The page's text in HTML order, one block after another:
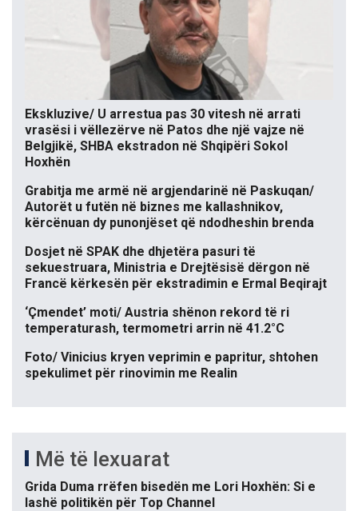
Ekskluzive/ U arrestua pas 30 vitesh në arrati
vrasësi i vëllezërve në Patos dhe një vajze në
Belgjikë, SHBA ekstradon në Shqipëri Sokol
Hoxhën
Grabitja me armë në argjendarinë në Paskuqan/
Autorët u futën në biznes me kallashnikov,
kërcënuan dy punonjëset që ndodheshin brenda
Dosjet në SPAK dhe dhjetëra pasuri të
sekuestruara, Ministria e Drejtësisë dërgon në
Francë kërkesën për ekstradimin e Ermal Beqirajt
‘Çmendet’ moti/ Austria shënon rekord të ri
temperaturash, termometri arrin në 41.2°C
Foto/ Vinicius kryen veprimin e papritur, shtohen
spekulimet për rinovimin me Realin
Më të lexuarat
Grida Duma rrëfen bisedën me Lori Hoxhën: Si e
lashë politikën për Top Channel